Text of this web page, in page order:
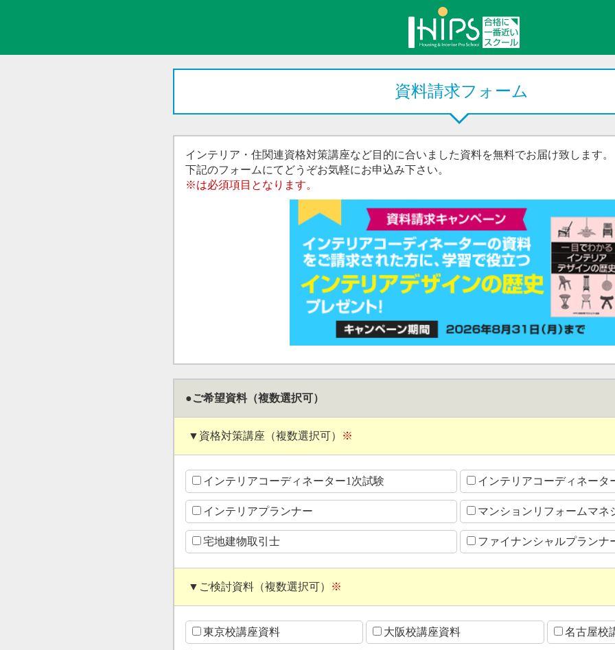
資料請求フォーム
インテリア・住関連資格対策講座など目的に合いました資料を無料でお届け致します。
下記のフォームにてどうぞお気軽にお申込み下さい。
※は必須項目となります。
●ご希望資料（複数選択可）
▼資格対策講座（複数選択可） ※
インテリアコーディネーター1次試験 インテリアコーディネータ
インテリアプランナー マンションリフォームマネ
宅地建物取引士 ファイナンシャルプランナ
▼ご検討資料（複数選択可） ※
東京校講座資料 大阪校講座資料 名古屋校